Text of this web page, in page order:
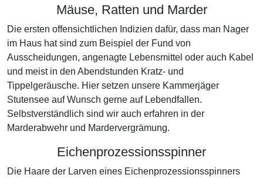
Mäuse, Ratten und Marder
Die ersten offensichtlichen Indizien dafür, dass man Nager
im Haus hat sind zum Beispiel der Fund von
Ausscheidungen, angenagte Lebensmittel oder auch Kabel
und meist in den Abendstunden Kratz- und
Tippelgeräusche. Hier setzen unsere Kammerjäger
Stutensee auf Wunsch gerne auf Lebendfallen.
Selbstverständlich sind wir auch erfahren in der
Marderabwehr und Mardervergrämung.
Eichenprozessionsspinner
Die Haare der Larven eines Eichenprozessionsspinners